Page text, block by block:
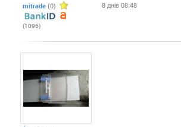
mitrade (0)
(1096)
8 днів 08:48